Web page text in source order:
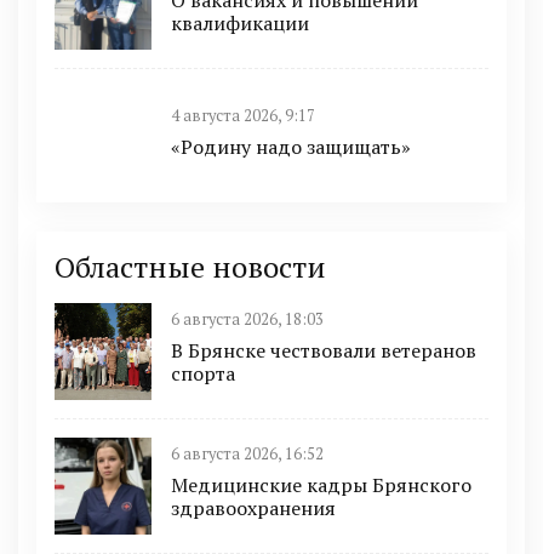
квалификации
4 августа 2026, 9:17
«Родину надо защищать»
Областные новости
6 августа 2026, 18:03
В Брянске чествовали ветеранов
спорта
6 августа 2026, 16:52
Медицинские кадры Брянского
здравоохранения